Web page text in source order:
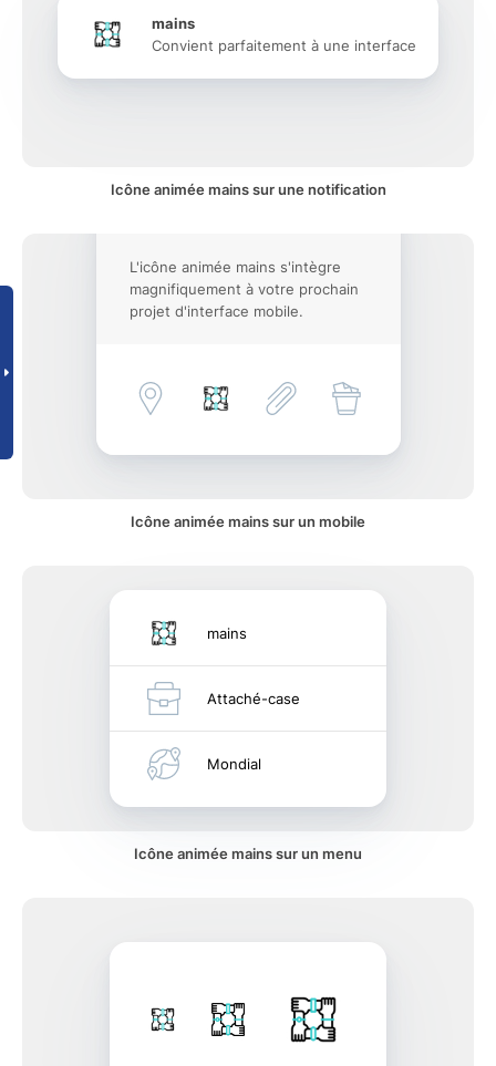
mains
Convient parfaitement à une interface
Icône animée mains sur une notification
L'icône animée mains s'intègre
magnifiquement à votre prochain
projet d'interface mobile.
Icône animée mains sur un mobile
mains
Attaché-case
Mondial
Icône animée mains sur un menu